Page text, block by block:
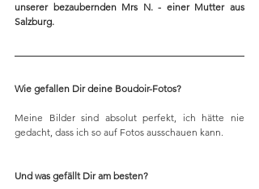
unserer bezaubernden Mrs N. - einer Mutter aus
Salzburg.
Wie gefallen Dir deine Boudoir-Fotos?
Meine Bilder sind absolut perfekt, ich hätte nie
gedacht, dass ich so auf Fotos ausschauen kann.
Und was gefällt Dir am besten?